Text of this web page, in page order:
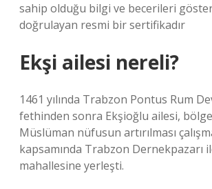
sahip olduğu bilgi ve becerileri
doğrulayan resmi bir sertifikadır
Ekşi ailesi nereli?
1461 yılında Trabzon Pontus Rum
fethinden sonra Ekşioğlu ailesi,
Müslüman nüfusun artırılması
kapsamında Trabzon Dernekpazarı
mahallesine yerleşti.